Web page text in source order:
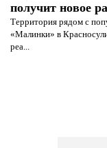
получит новое
Территория рядом с
«Малинки» в
реа...